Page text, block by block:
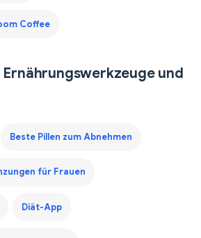
Coffee
und
Beste Pillen zum Abnehmen
für Frauen
Diät-App